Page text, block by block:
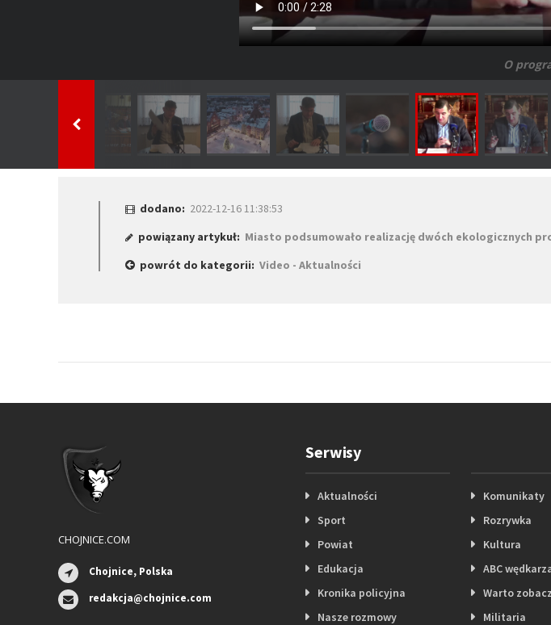
O
dodano: 2022-12-16 11:38:53
powiązany artykuł: Miasto podsumowało realizację dwóch ekologicznych
powrót do kategorii: Video - Aktualności
CHOJNICE.COM
Chojnice, Polska
redakcja@chojnice.com
Serwisy
Aktualności
Sport
Powiat
Edukacja
Kronika policyjna
Nasze rozmowy
Komunikaty
Rozrywka
Kultura
ABC
Warto
Militaria